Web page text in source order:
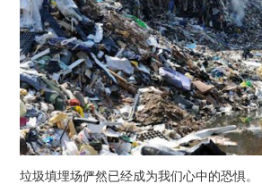
垃圾填埋场俨然已经成为我们心中的恐惧。